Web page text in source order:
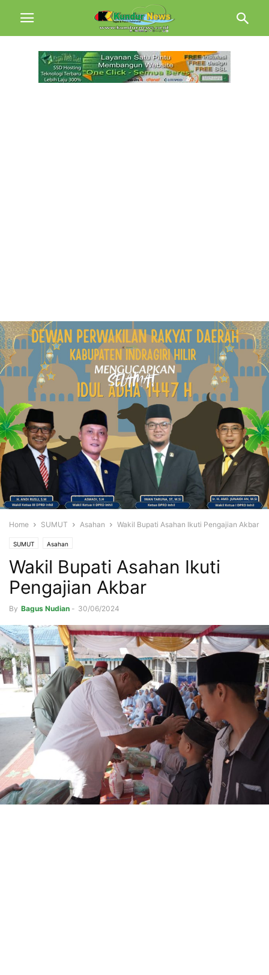
Home SUMUT Asahan Wakil Bupati Asahan Ikuti Pengajian Akbar
SUMUT Asahan
Wakil Bupati Asahan Ikuti
Pengajian Akbar
By Bagus Nudian - 30/06/2024